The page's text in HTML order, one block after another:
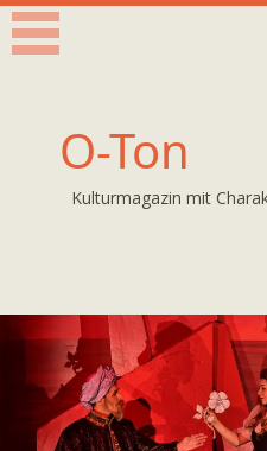
O-Ton
Kulturmagazin mit